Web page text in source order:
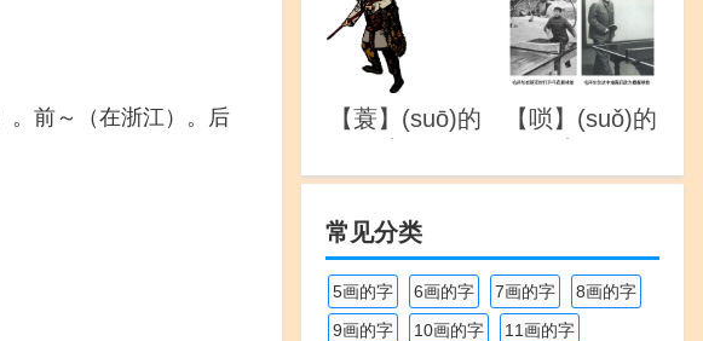
。前～（在浙江）。后
【蓑】(suō)的
【唢】(suǒ)的
常见分类
5画的字 6画的字 7画的字
8画的字
9画的字
10画的字
11画的字